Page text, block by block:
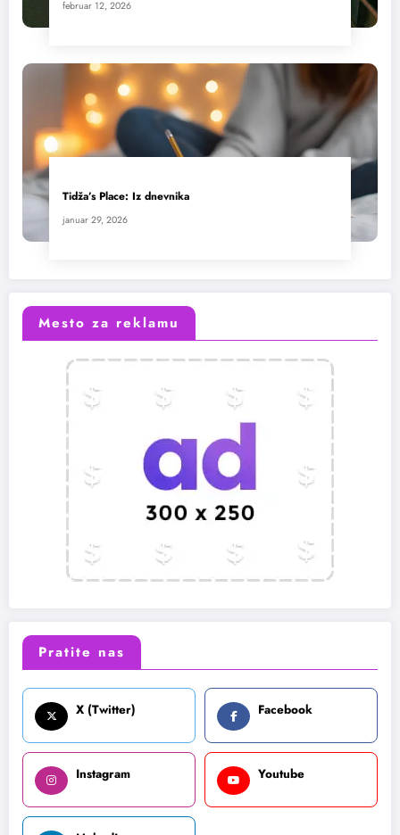
februar 12, 2026
Tidža’s Place: Iz dnevnika
januar 29, 2026
Mesto za reklamu
Pratite nas
X (Twitter) Facebook
Instagram Youtube